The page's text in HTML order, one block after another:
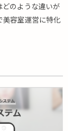
どのような違いが
美容室運営に特化